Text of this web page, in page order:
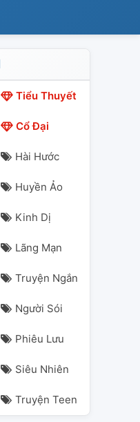
Tiểu Thuyết
Cổ Đại
Hài Hước
Huyền Ảo
Kinh Dị
Lãng Mạn
Truyện Ngắn
Người Sói
Phiêu Lưu
Siêu Nhiên
Truyện Teen